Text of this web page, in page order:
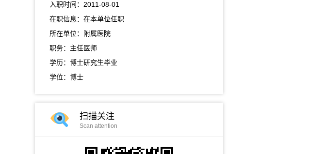
入职时间：2011-08-01
在职信息：在本单位任职
所在单位：附属医院
职务：主任医师
学历：博士研究生毕业
学位：博士
扫描关注
Scan attention